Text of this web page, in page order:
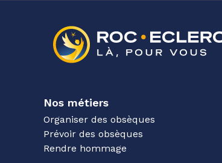
Nos métiers
Organiser des obsèques
Prévoir des obsèques
Rendre hommage